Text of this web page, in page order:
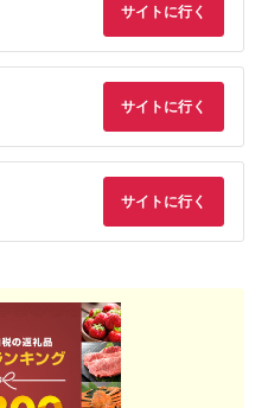
サイトに行く
サイトに行く
サイトに行く